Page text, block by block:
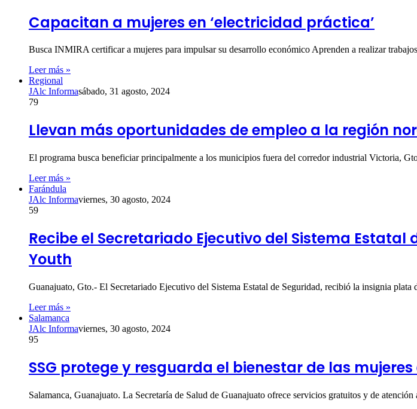
Capacitan a mujeres en ‘electricidad práctica’
Busca INMIRA certificar a mujeres para impulsar su desarrollo económico Aprenden a realizar
Leer más »
Regional
JAlc Informasábado, 31 agosto, 2024
79
Llevan más oportunidades de empleo a la región
El programa busca beneficiar principalmente a los municipios fuera del corredor industrial Victoria,
Leer más »
Farándula
JAlc Informaviernes, 30 agosto, 2024
59
Recibe el Secretariado Ejecutivo del Sistema
Youth
Guanajuato, Gto.- El Secretariado Ejecutivo del Sistema Estatal de Seguridad, recibió la insignia
Leer más »
Salamanca
JAlc Informaviernes, 30 agosto, 2024
95
SSG protege y resguarda el bienestar de las
Salamanca, Guanajuato. La Secretaría de Salud de Guanajuato ofrece servicios gratuitos y de